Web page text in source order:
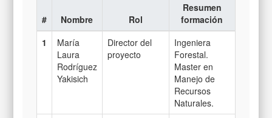
# Nombre Rol
Resumen
formación
1
María
Laura
Rodríguez
Yakisich
Director del
proyecto
Ingeniera
Forestal.
Master en
Manejo de
Recursos
Naturales.